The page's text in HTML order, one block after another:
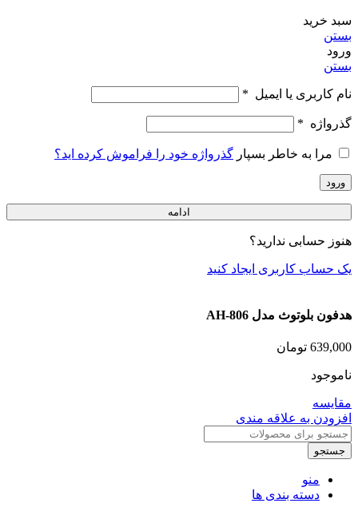
سبد خرید
بستن
ورود
بستن
نام کاربری یا ایمیل *
گذرواژه *
مرا به خاطر بسپار گذرواژه خود را فراموش کرده اید؟
ورود
ادامه
هنوز حسابی ندارید؟
یک حساب کاربری ایجاد کنید
هدفون بلوتوث مدل AH-806
639,000 تومان
ناموجود
مقایسه
افزودن به علاقه مندی
جستجو
منو
دسته بندی ها